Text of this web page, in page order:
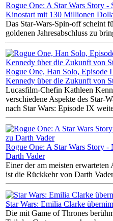
Rogue One: A Star Wars Story -
Kinostart mit 130 Millionen
Das Star-Wars-Spin-off scheint
goldenen Jahresabschluss zu
Rogue One, Han Solo, Episode
Kennedy über die Zukunft von
Lucasfilm-Chefin Kathleen
verschiedene Aspekte des Star-
nach Star Wars: Episode IX
Rogue One: A Star Wars Story
Darth Vader
Einer der am meisten
ist die Rückkehr von Darth
Star Wars: Emilia Clarke
Die mit Game of Thrones